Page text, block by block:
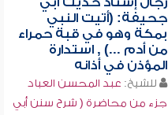
جحيفة: (أتيت النبي
بمكة وهو في قبة حمراء
من أدم ...) , استدارة
المؤذن في أذانه
للشيخ: عبد المحسن العباد
جزء من محاضرة ( شرح سنن أبي